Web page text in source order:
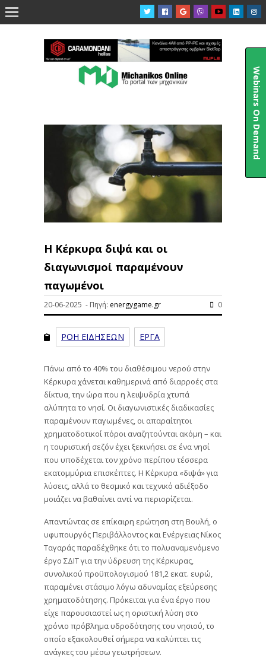

H Κέρκυρα διψά και οι
διαγωνισμοί παραμένουν
παγωμένοι
20-06-2025 - Πηγή: energygame.gr 0
ΡΟΗ ΕΙΔΗΣΕΩΝ ΕΡΓΑ
Πάνω από το 40% του διαθέσιμου νερού στην
Κέρκυρα χάνεται καθημερινά από διαρροές στα
δίκτυα, την ώρα που η λειψυδρία χτυπά
αλύπητα το νησί. Οι διαγωνιστικές διαδικασίες
παραμένουν παγωμένες, οι απαραίτητοι
χρηματοδοτικοί πόροι αναζητούνται ακόμη – και
η τουριστική σεζόν έχει ξεκινήσει σε ένα νησί
που υποδέχεται τον χρόνο περίπου τέσσερα
εκατομμύρια επισκέπτες. Η Κέρκυρα «διψά» για
λύσεις, αλλά το θεσμικό και τεχνικό αδιέξοδο
μοιάζει να βαθαίνει αντί να περιορίζεται.
Απαντώντας σε επίκαιρη ερώτηση στη Βουλή, ο
υφυπουργός Περιβάλλοντος και Ενέργειας Νίκος
Ταγαράς παραδέχθηκε ότι το πολυαναμενόμενο
έργο ΣΔΙΤ για την ύδρευση της Κέρκυρας,
συνολικού προϋπολογισμού 181,2 εκατ. ευρώ,
παραμένει στάσιμο λόγω αδυναμίας εξεύρεσης
χρηματοδότησης. Πρόκειται για ένα έργο που
είχε παρουσιαστεί ως η οριστική λύση στο
χρόνιο πρόβλημα υδροδότησης του νησιού, το
οποίο εξακολουθεί σήμερα να καλύπτει τις
ανάγκες του μέσω γεωτρήσεων.
Webinars On Demand